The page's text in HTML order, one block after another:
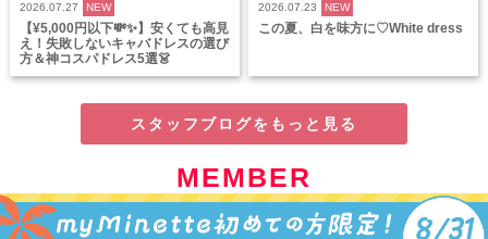
2026.07.27 NEW
【¥5,000円以下💸✨】安くても高見
え！失敗しないキャバドレスの選び
方＆神コスパドレス5選👗
2026.07.23 NEW
この夏、白を味方に♡White dress
スタッフブログをもっと見る
MEMBER